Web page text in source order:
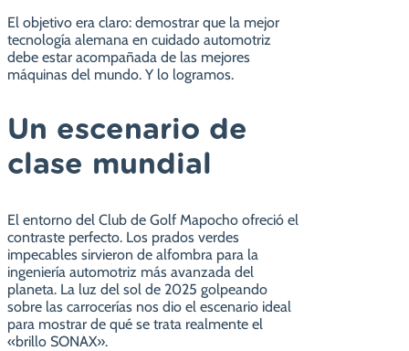
El objetivo era claro: demostrar que la mejor
tecnología alemana en cuidado automotriz
debe estar acompañada de las mejores
máquinas del mundo. Y lo logramos.
Un escenario de
clase mundial
El entorno del Club de Golf Mapocho ofreció el
contraste perfecto. Los prados verdes
impecables sirvieron de alfombra para la
ingeniería automotriz más avanzada del
planeta. La luz del sol de 2025 golpeando
sobre las carrocerías nos dio el escenario ideal
para mostrar de qué se trata realmente el
«brillo SONAX».